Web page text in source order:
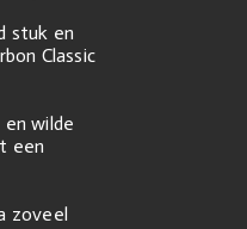
stuk en
Classic
en wilde
een
zoveel